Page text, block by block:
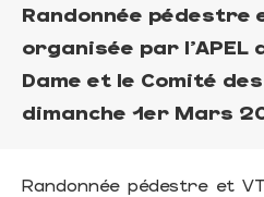
Randonnée
organisée par l'APEL
Dame et le Comité
dimanche 1er Mars
Randonnée pédestre et